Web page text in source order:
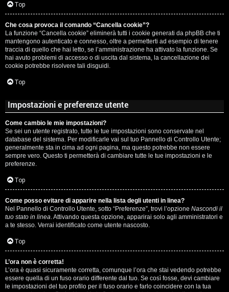
i
v
i
e
r
c
a
F
A
Q
Top
Che cosa provoca il comando “Cancella cookie”?
La funzione “Cancella cookie” eliminerà tutti i cookie generati da phpBB che ti
mantengono autenticato e connesso, oltre a permetterti ad esempio di tenere
traccia di quello che hai letto, se l’amministrazione ha attivato la funzione. Se
hai avuto problemi di accesso o di uscita dal sistema, la cancellazione dei
cookie potrebbe risolvere tali disguidi.
Top
Impostazioni e preferenze utente
Come cambio le mie impostazioni?
Se sei un utente registrato, tutte le tue impostazioni sono conservate nel
database del sistema. Per modificarle vai sul tuo Pannello di Controllo Utente;
generalmente sta in cima ad ogni pagina, ma questo potrebbe non essere
sempre vero. Questo ti permetterà di cambiare tutte le tue impostazioni e le
preferenze.
Top
Come posso evitare di apparire nella lista degli utenti in linea?
Nel Pannello di Controllo Utente, sotto “Preferenze”, trovi l’opzione Nascondi il
tuo stato in linea. Attivando questa opzione, apparirai solo agli amministratori e
a te stesso. Verrai identificato come utente nascosto.
Top
L’ora non è corretta!
L’ora è quasi sicuramente corretta, comunque l’ora che stai vedendo potrebbe
essere quella di un fuso orario differente dal tuo. Se così fosse, devi cambiare
le impostazioni del tuo profilo per il fuso orario e farlo coincidere con la tua
c
a
:
C
D
V
i
n
i
l
i
/
D
i
g
i